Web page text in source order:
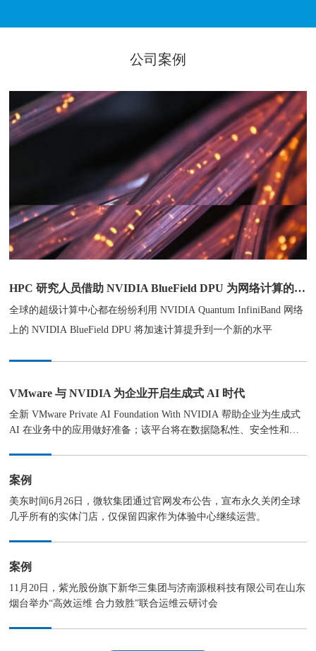
公司案例
HPC 研究人员借助 NVIDIA BlueField DPU 为网络计算的未来打下坚实基础
全球的超级计算中心都在纷纷利用 NVIDIA Quantum InfiniBand 网络
上的 NVIDIA BlueField DPU 将加速计算提升到一个新的水平
VMware 与 NVIDIA 为企业开启生成式 AI 时代
全新 VMware Private AI Foundation With NVIDIA 帮助企业为生成式
AI 在业务中的应用做好准备；该平台将在数据隐私性、安全性和可
案例
美东时间6月26日，微软集团通过官网发布公告，宣布永久关闭全球
几乎所有的实体门店，仅保留四家作为体验中心继续运营。
案例
11月20日，紫光股份旗下新华三集团与济南源根科技有限公司在山东
烟台举办“高效运维 合力致胜”联合运维云研讨会